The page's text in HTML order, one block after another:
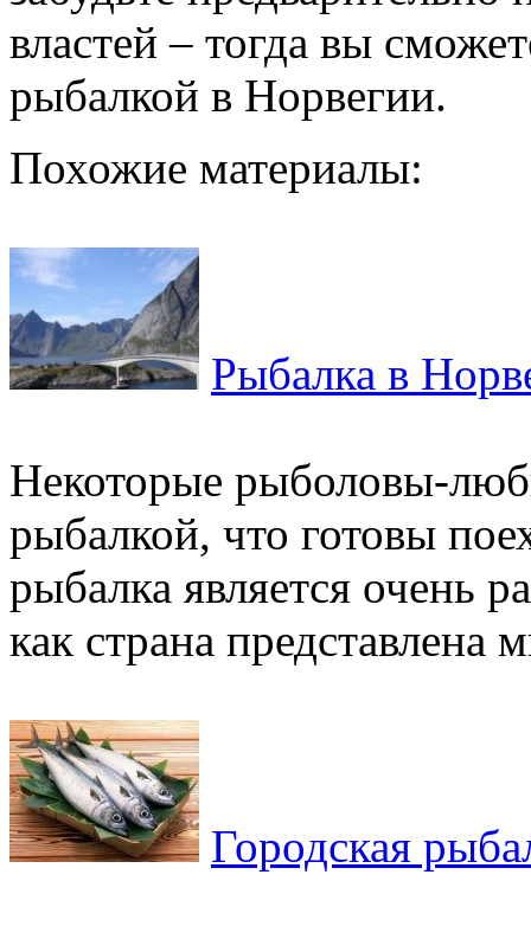
властей – тогда вы
рыбалкой в Норвегии.
Похожие материалы:
Рыбалка в
Некоторые рыболовы-
рыбалкой, что готовы
рыбалка является очень
как страна представлена
Городская